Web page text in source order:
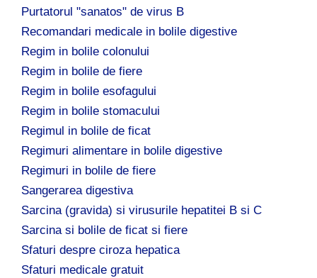
Purtatorul "sanatos" de virus B
Recomandari medicale in bolile digestive
Regim in bolile colonului
Regim in bolile de fiere
Regim in bolile esofagului
Regim in bolile stomacului
Regimul in bolile de ficat
Regimuri alimentare in bolile digestive
Regimuri in bolile de fiere
Sangerarea digestiva
Sarcina (gravida) si virusurile hepatitei B si C
Sarcina si bolile de ficat si fiere
Sfaturi despre ciroza hepatica
Sfaturi medicale gratuit